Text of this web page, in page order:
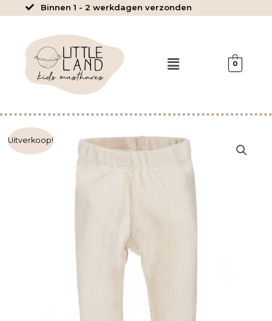
inhoud
Binnen 1 - 2 werkdagen verzonden
Menu 0
Uitverkoop!
Mick
-